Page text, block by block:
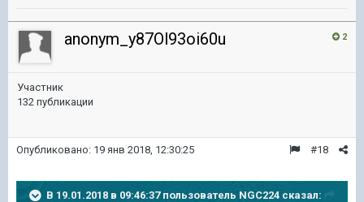
2
anonym_y87Ol93oi60u
Участник
132 публикации
#18
Опубликовано: 19 янв 2018, 12:30:25
В 19.01.2018 в 09:46:37 пользователь NGC224 сказал: